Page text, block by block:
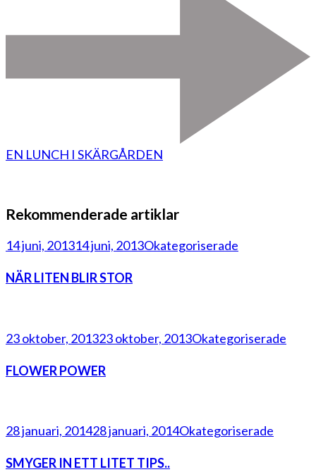
EN LUNCH I SKÄRGÅRDEN
Rekommenderade artiklar
14 juni, 201314 juni, 2013Okategoriserade
NÄR LITEN BLIR STOR
23 oktober, 201323 oktober, 2013Okategoriserade
FLOWER POWER
28 januari, 201428 januari, 2014Okategoriserade
SMYGER IN ETT LITET TIPS..